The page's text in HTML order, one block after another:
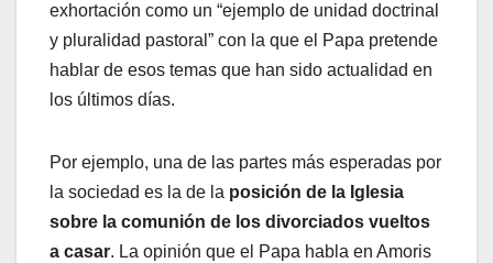
exhortación como un “ejemplo de unidad doctrinal
y pluralidad pastoral” con la que el Papa pretende
hablar de esos temas que han sido actualidad en
los últimos días.
Por ejemplo, una de las partes más esperadas por
la sociedad es la de la posición de la Iglesia
sobre la comunión de los divorciados vueltos
a casar. La opinión que el Papa habla en Amoris